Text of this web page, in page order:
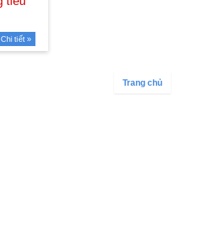
Chi tiết »
Trang chủ